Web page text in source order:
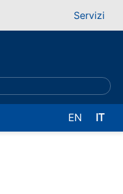
Servizi
EN IT